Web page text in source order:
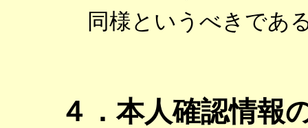
同様というべきであ
４．本人確認情報